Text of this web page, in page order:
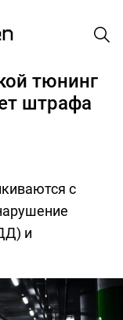
тюнинг
штрафа
с
и